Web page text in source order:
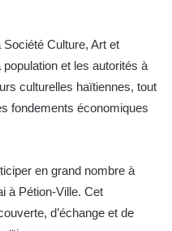
Culture, Art et
population et les autorités à
culturelles haïtiennes, tout
fondements économiques
en grand nombre à
à Pétion-Ville. Cet
d’échange et de